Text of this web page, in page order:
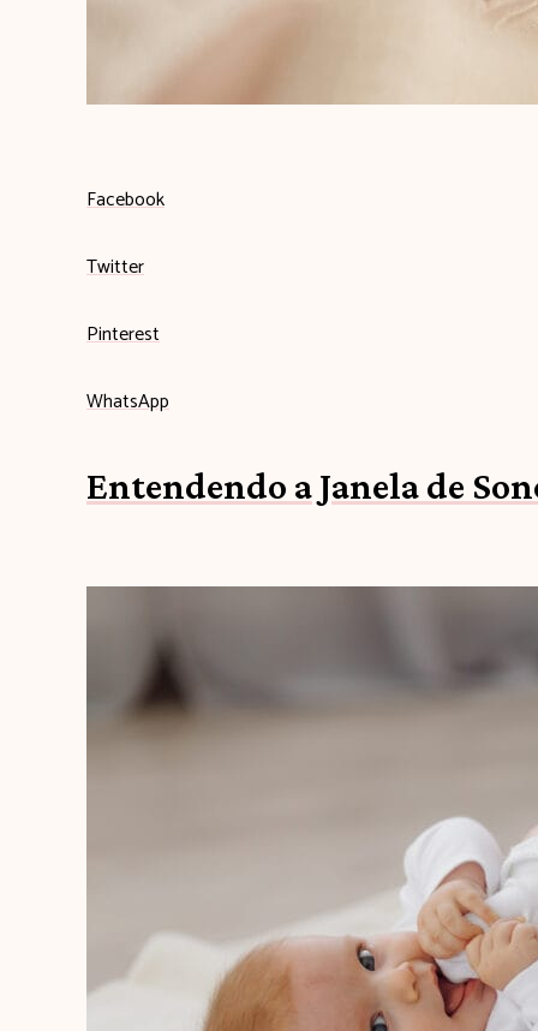
Facebook
Twitter
Pinterest
WhatsApp
Entendendo a Janela de